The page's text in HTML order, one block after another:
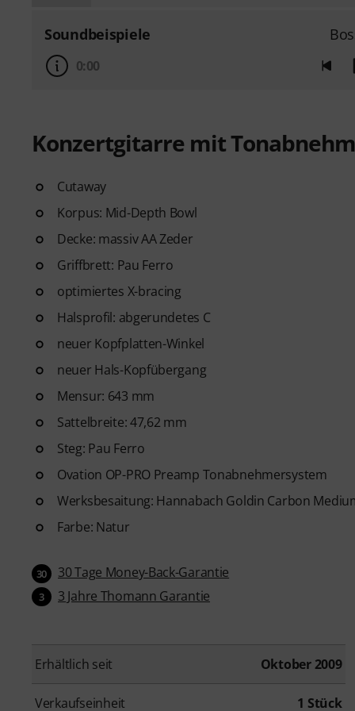
Soundbeispiele
0:00
Konzertgitarre mit
Cutaway
Korpus: Mid-Depth Bowl
Decke: massiv AA Zeder
Griffbrett: Pau Ferro
optimiertes X-bracing
Halsprofil: abgerundetes C
neuer Kopfplatten-Winkel
neuer Hals-Kopfübergang
Mensur: 643 mm
Sattelbreite: 47,62 mm
Steg: Pau Ferro
Ovation OP-PRO Preamp Tonabnehmersystem
Werksbesaitung: Hannabach Goldin Carbon
Farbe: Natur
30 30 Tage Money-Back-Garantie
3 3 Jahre Thomann Garantie
Erhältlich seit Oktober 2009
Verkaufseinheit 1 Stück